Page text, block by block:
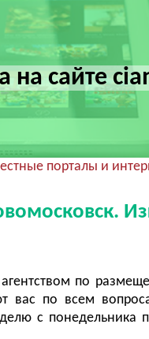
на сайте
порталы и
по
вас по всем
с понедельника